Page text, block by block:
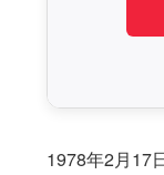
1978年2月17